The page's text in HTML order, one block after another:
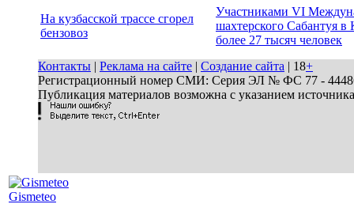
На кузбасской трассе сгорел
бензовоз
Участниками VI
шахтерского Сабантуя в
более 27 тысяч человек
Контакты | Реклама на сайте | Создание сайта | 18+
Регистрационный номер СМИ: Серия ЭЛ № ФС 77 - 44486
Публикация материалов возможна с указанием
Gismeteo